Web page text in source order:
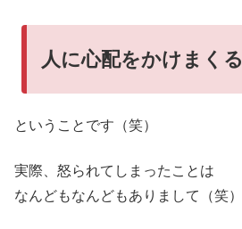
人に心配をかけまくる
ということです（笑）
実際、怒られてしまったことは
なんどもなんどもありまして（笑）